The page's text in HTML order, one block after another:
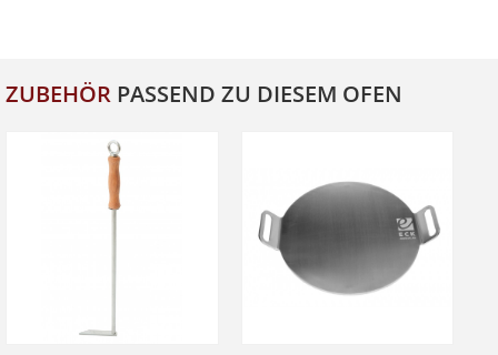
ZUBEHÖR PASSEND ZU DIESEM OFEN